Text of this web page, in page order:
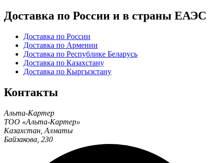
Доставка по России и в страны ЕАЭС
Доставка по России
Доставка по Армении
Доставка по Республике Беларусь
Доставка по Казахстану
Доставка по Кыргызстану
Контакты
Альта-Картер
ТОО «Альта-Картер»
Казахстан Алматы
Байзакова, 230